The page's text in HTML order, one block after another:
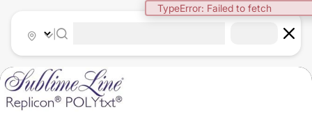
TypeError: Failed to fetch